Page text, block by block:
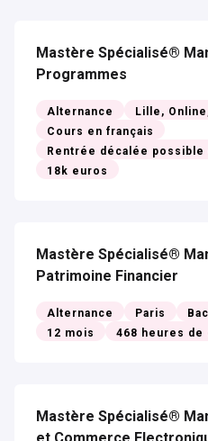
Mastère Spécialisé®
Programmes​
Alternance
Lille,
Cours en français
Rentrée décalée
18k euros
Mastère Spécialisé®
Patrimoine Financier
Alternance Paris
12 mois
468 heures de
Mastère Spécialisé®